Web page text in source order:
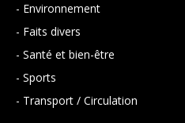
- Environnement
- Faits divers
- Santé et bien-être
- Sports
- Transport / Circulation